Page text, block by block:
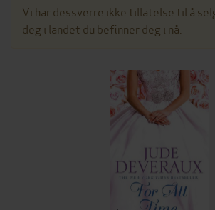
Vi har dessverre ikke tillatelse til å
deg i landet du befinner deg i nå.